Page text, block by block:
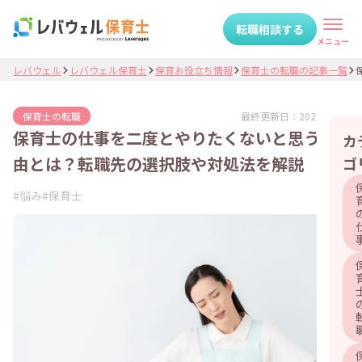
転職相談する
メニュー
カ
ゴ
レバウェル レバウェル保育士 保育お役立ち情報 保育士の転職の記事一覧
保育士の転職 最終更新日： 2026.04.15
保育士の仕事を二度とやりたくないと思う理
由とは？転職先の選択肢や対処法を解説
#悩み#保育士